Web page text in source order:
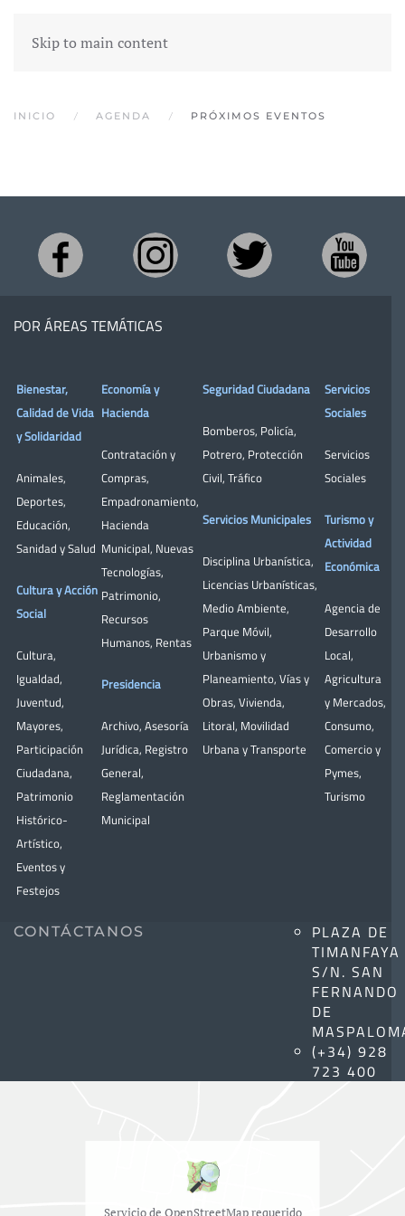
Skip to main content
INICIO AGENDA PRÓXIMOS EVENTOS
POR ÁREAS TEMÁTICAS
Bienestar,
Calidad de Vida
y Solidaridad
Animales,
Deportes,
Educación,
Sanidad y Salud
Cultura y Acción
Social
Cultura,
Igualdad,
Juventud,
Mayores,
Participación
Ciudadana,
Patrimonio
Histórico-
Artístico,
Eventos y
Festejos
Economía y
Hacienda
Contratación y
Compras,
Empadronamiento,
Hacienda
Municipal, Nuevas
Tecnologías,
Patrimonio,
Recursos
Humanos, Rentas
Presidencia
Archivo, Asesoría
Jurídica, Registro
General,
Reglamentación
Municipal
Seguridad Ciudadana
Bomberos, Policía,
Potrero, Protección
Civil, Tráfico
Servicios Municipales
Disciplina Urbanística,
Licencias Urbanísticas,
Medio Ambiente,
Parque Móvil,
Urbanismo y
Planeamiento, Vías y
Obras, Vivienda,
Litoral, Movilidad
Urbana y Transporte
Servicios
Sociales
Servicios
Sociales
Turismo y
Actividad
Económica
Agencia de
Desarrollo
Local,
Agricultura
y Mercados,
Consumo,
Comercio y
Pymes,
Turismo
CONTÁCTANOS
PLAZA DE
TIMANFAYA
S/N. SAN
FERNANDO
DE
(+34) 928
723 400
Servicio de OpenStreetMap requerido